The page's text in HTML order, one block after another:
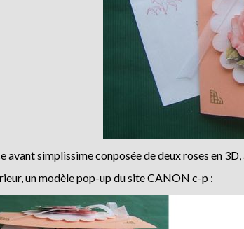
avant simplissime conposée de deux roses en 3D,
un modèle pop-up du site CANON c-p :